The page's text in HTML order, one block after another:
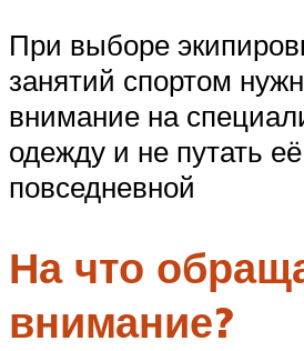
При выборе
занятий спортом
внимание на
одежду и не путать
повседневной
На что
внимание?